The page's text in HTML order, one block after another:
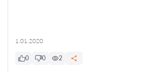
1.01.2020
0 0 2